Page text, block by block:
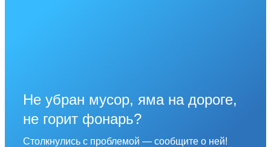
Не убран мусор, яма на дороге,
не горит фонарь?
Столкнулись с проблемой — сообщите о ней!